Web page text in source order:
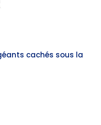
cachés sous la